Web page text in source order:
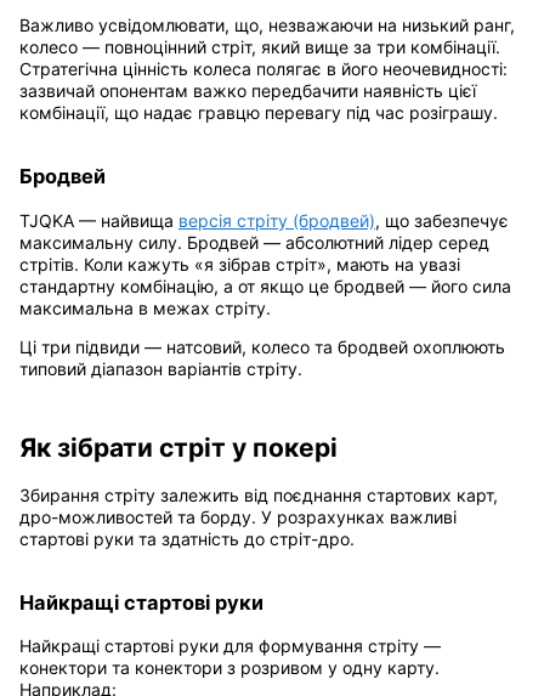
Важливо усвідомлювати, що, незважаючи на низький ранг,
колесо — повноцінний стріт, який вище за три комбінації.
Стратегічна цінність колеса полягає в його неочевидності:
зазвичай опонентам важко передбачити наявність цієї
комбінації, що надає гравцю перевагу під час розіграшу.
Бродвей
TJQKA — найвища версія стріту (бродвей), що забезпечує
максимальну силу. Бродвей — абсолютний лідер серед
стрітів. Коли кажуть «я зібрав стріт», мають на увазі
стандартну комбінацію, а от якщо це бродвей — його сила
максимальна в межах стріту.
Ці три підвиди — натсовий, колесо та бродвей охоплюють
типовий діапазон варіантів стріту.
Як зібрати стріт у покері
Збирання стріту залежить від поєднання стартових карт,
дро-можливостей та борду. У розрахунках важливі
стартові руки та здатність до стріт-дро.
Найкращі стартові руки
Найкращі стартові руки для формування стріту —
конектори та конектори з розривом у одну карту.
Наприклад: